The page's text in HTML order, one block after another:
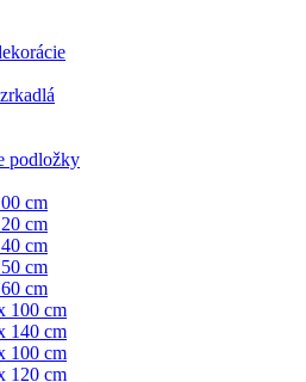
podložky
cm
cm
cm
cm
cm
100 cm
140 cm
100 cm
120 cm